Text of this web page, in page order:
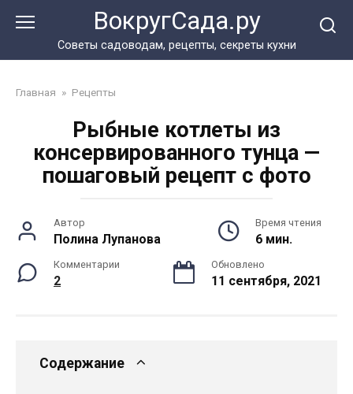
ВокругСада.ру
Советы садоводам, рецепты, секреты кухни
Главная » Рецепты
Рыбные котлеты из
консервированного тунца —
пошаговый рецепт с фото
Автор
Полина Лупанова
Время чтения
6 мин.
Комментарии
2
Обновлено
11 сентября, 2021
Содержание